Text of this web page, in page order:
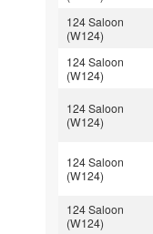
124 Saloon
(W124)
124 Saloon
(W124)
124 Saloon
(W124)
124 Saloon
(W124)
124 Saloon
(W124)